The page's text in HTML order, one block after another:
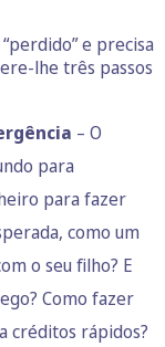
e precisa
lhe três passos
– O
para
para fazer
como um
o seu filho? E
Como fazer
créditos rápidos?